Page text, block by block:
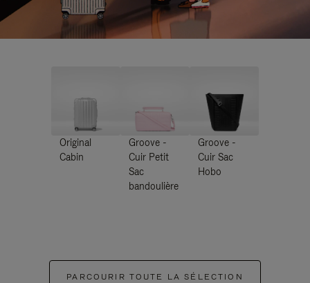
Original
Cabin
Groove -
Cuir Petit
Sac
bandoulière
Groove -
Cuir Sac
Hobo
PARCOURIR TOUTE LA SÉLECTION